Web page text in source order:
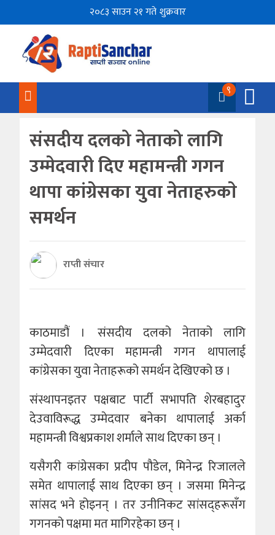
२०८३ साउन २१ गते शुक्रवार
९
संसदीय दलको नेताको लागि
उम्मेदवारी दिए महामन्त्री गगन
थापा कांग्रेसका युवा नेताहरुकाे
समर्थन
राप्ती संचार
काठमाडौं ।
संसदीय दलको नेताको लागि
उम्मेदवारी दिएका महामन्त्री गगन थापालाई
कांग्रेसका युवा नेताहरूको समर्थन देखिएको छ ।
संस्थापनइतर पक्षबाट पार्टी सभापति शेरबहादुर
देउवाविरूद्ध उम्मेदवार बनेका थापालाई अर्का
महामन्त्री विश्वप्रकाश शर्माले साथ दिएका छन् ।
यसैगरी कांग्रेसका प्रदीप पौडेल, मिनेन्द्र रिजालले
समेत थापालाई साथ दिएका छन् । जसमा मिनेन्द्र
सांसद भने होइनन् । तर उनीनिकट सांसद्हरूसँग
गगनको पक्षमा मत मागिरहेका छन् ।